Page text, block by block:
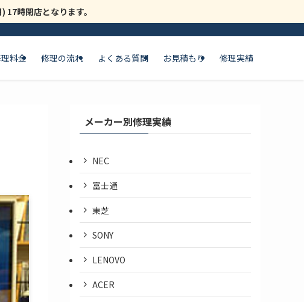
時閉店となります。
料金 修理の流れ よくある質問 お見積もり 修理実績
メーカー別修理実績
NEC
富士通
東芝
SONY
LENOVO
ACER